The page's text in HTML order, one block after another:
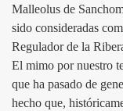
Malleolus de
sido consideradas
Regulador de la
El mimo por nuestro
que ha pasado de
hecho que,